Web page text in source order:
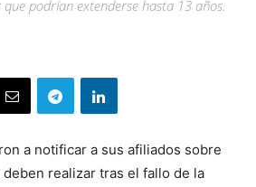
podrían extenderse hasta 13 años.
a notificar a sus afiliados sobre
realizar tras el fallo de la